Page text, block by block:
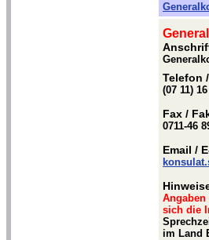
Telefon
(07 11)
Fax /
0711-46
Email /
Angaben
sich die
im Land